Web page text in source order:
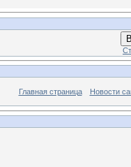
Главная страница Новости